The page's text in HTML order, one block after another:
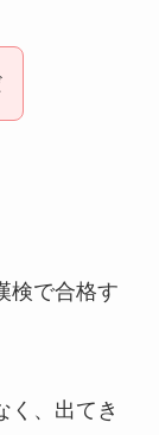
検で合格す
く、出てき